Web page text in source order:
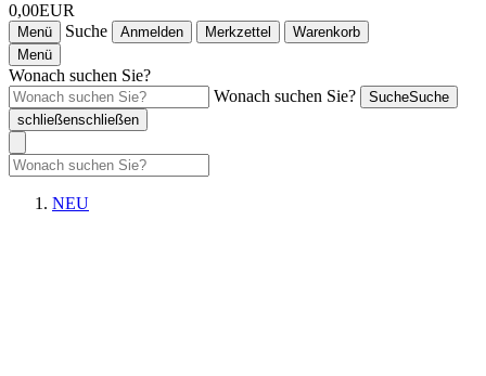
0,00EUR
Menü Suche Anmelden Merkzettel
Warenkorb
Menü
Wonach suchen Sie?
Wonach suchen Sie?
SucheSuche
schließenschließen
NEU